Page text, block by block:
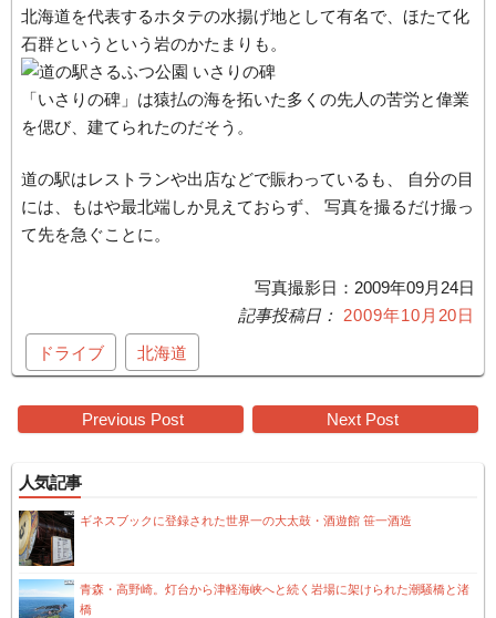
北海道を代表するホタテの水揚げ地として有名で、ほたて化
石群というという岩のかたまりも。
「いさりの碑」は猿払の海を拓いた多くの先人の苦労と偉業
を偲び、建てられたのだそう。
道の駅はレストランや出店などで賑わっているも、 自分の目
には、もはや最北端しか見えておらず、 写真を撮るだけ撮っ
て先を急ぐことに。
写真撮影日：2009年09月24日
2009年10月20日
ドライブ 北海道
Post
navigation
Previous Post Next Post
人気記事
ギネスブックに登録された世界一の大太鼓・酒遊館 笹一酒造
青森・高野崎。灯台から津軽海峡へと続く岩場に架けられた潮騒橋と渚
橋